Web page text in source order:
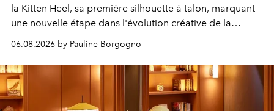
la Kitten Heel, sa première silhouette à talon, marquant
une nouvelle étape dans l'évolution créative de la
06.08.2026 by Pauline Borgogno